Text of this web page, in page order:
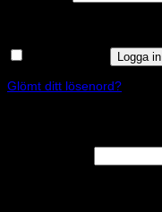
Logga in
Glömt ditt lösenord?